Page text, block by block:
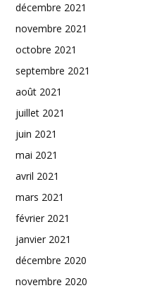
décembre 2021
novembre 2021
octobre 2021
septembre 2021
août 2021
juillet 2021
juin 2021
mai 2021
avril 2021
mars 2021
février 2021
janvier 2021
décembre 2020
novembre 2020